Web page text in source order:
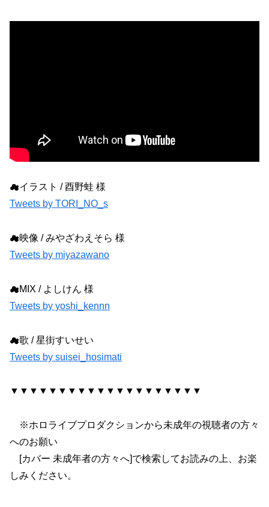
☁イラスト / 酉野蛙 様
Tweets by TORI_NO_s
☁映像 / みやざわえそら 様
Tweets by miyazawano
☁MIX / よしけん 様
Tweets by yoshi_kennn
☁歌 / 星街すいせい
Tweets by suisei_hosimati
▼▼▼▼▼▼▼▼▼▼▼▼▼▼▼▼▼▼▼▼
※ホロライブプロダクションから未成年の視聴者の方々
へのお願い
[カバー 未成年者の方々へ]で検索してお読みの上、お楽
しみください。